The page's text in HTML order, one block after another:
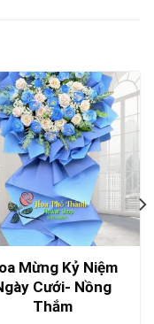
Mừng Kỷ Niệm
Cưới- Nồng
Thắm